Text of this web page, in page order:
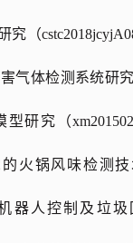
（
气体检测系统研究
研究（
火锅风味检测技
器人控制及垃